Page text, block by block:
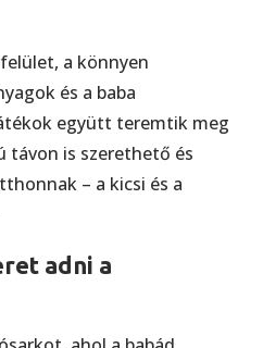
a könnyen
és a baba
együtt teremtik meg
távon is szerethető és
– a kicsi és a
adni a